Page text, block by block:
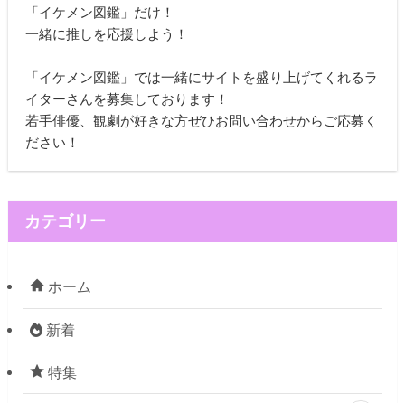
「イケメン図鑑」だけ！
一緒に推しを応援しよう！
「イケメン図鑑」では一緒にサイトを盛り上げてくれるラ
イターさんを募集しております！
若手俳優、観劇が好きな方ぜひお問い合わせからご応募く
ださい！
カテゴリー
ホーム
新着
特集